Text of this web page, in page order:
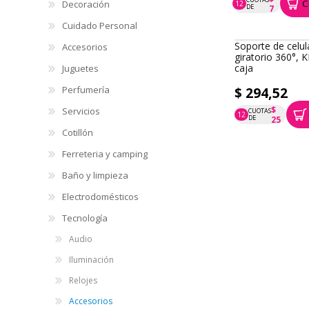
12 DE
7
P.T.F. $ 87
Soporte de
giratorio 360°,
caja
$ 294,52
12 CUOTAS
DE
$
25
P.T.F. $ 295
Decoración
Cuidado Personal
Accesorios
Juguetes
Perfumería
Servicios
Cotillón
Ferreteria y camping
Baño y limpieza
Electrodomésticos
Tecnología
Audio
Iluminación
Relojes
Accesorios